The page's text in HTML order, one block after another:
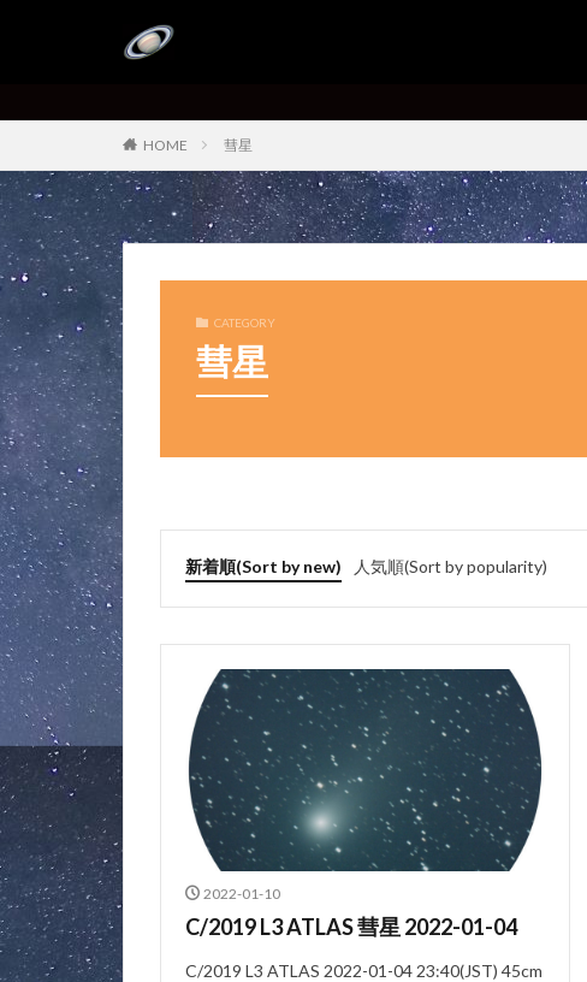
HOME 彗星
CATEGORY
彗星
新着順(Sort by new) 人気順(Sort by popularity)
2022-01-10
C/2019 L3 ATLAS 彗星 2022-01-04
C/2019 L3 ATLAS 2022-01-04 23:40(JST) 45cm